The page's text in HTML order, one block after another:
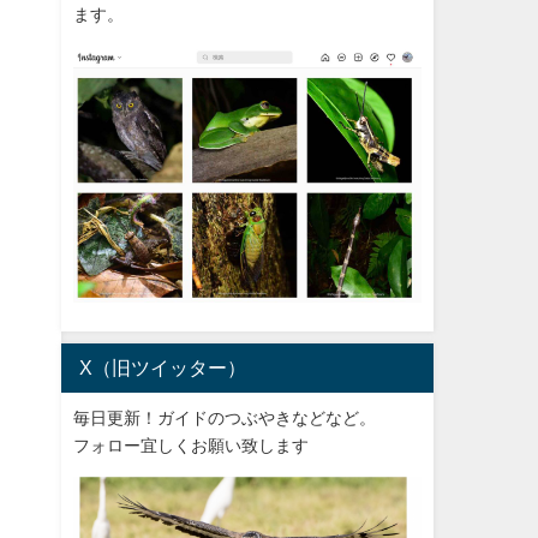
ます。
X（旧ツイッター）
毎日更新！ガイドのつぶやきなどなど。
フォロー宜しくお願い致します